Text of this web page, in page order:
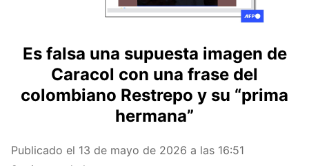
Es falsa una supuesta imagen de
Caracol con una frase del
colombiano Restrepo y su “prima
hermana”
Publicado el 13 de mayo de 2026 a las 16:51